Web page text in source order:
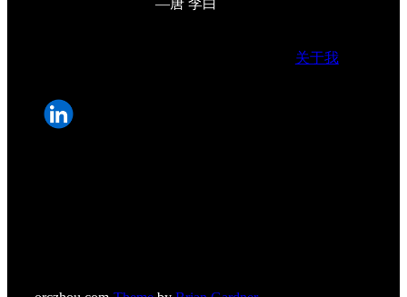
—唐 李白
关于我